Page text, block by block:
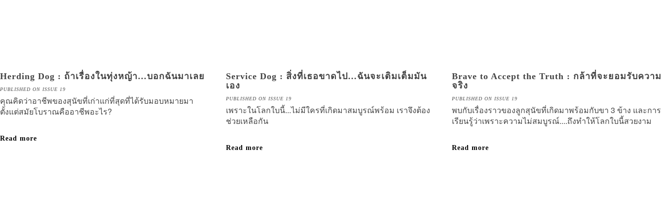
Herding Dog : ถ้าเรื่องในทุ่งหญ้า…บอกฉันมาเลย
PUBLISHED ON ISSUE 19
คุณคิดว่าอาชีพของสุนัขที่เก่าแก่ที่สุดที่ได้รับมอบหมายมา
ตั้งแต่สมัยโบราณคืออาชีพอะไร?
Read more
Service Dog : สิ่งที่เธอขาดไป…ฉันจะเติมเต็มมัน
เอง
PUBLISHED ON ISSUE 19
เพราะในโลกใบนี้...ไม่มีใครที่เกิดมาสมบูรณ์พร้อม เราจึงต้อง
ช่วยเหลือกัน
Read more
Brave to Accept the Truth : กล้าที่จะยอมรับความ
จริง
PUBLISHED ON ISSUE 19
พบกับเรื่องราวของลูกสุนัขที่เกิดมาพร้อมกับขา 3 ข้าง และการ
เรียนรู้ว่าเพราะความไม่สมบูรณ์....ถึงทำให้โลกใบนี้สวยงาม
Read more